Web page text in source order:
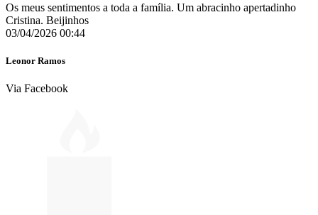
Os meus sentimentos a toda a família. Um abracinho apertadinho
Cristina. Beijinhos
03/04/2026 00:44
Leonor Ramos
Via Facebook